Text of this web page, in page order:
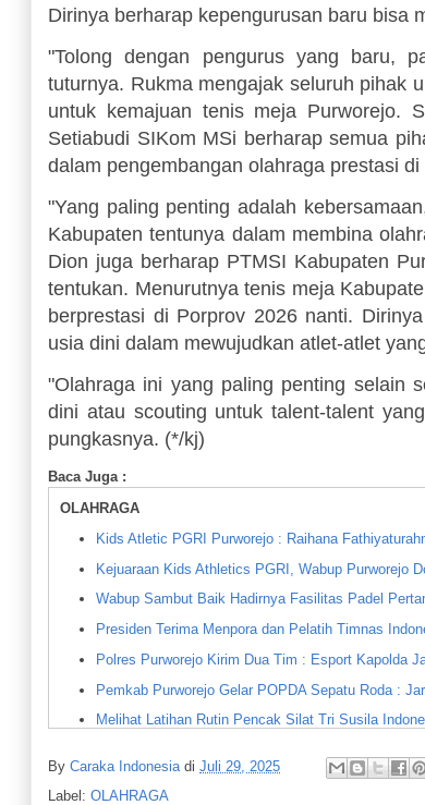
Dirinya berharap kepengurusan baru bisa
"Tolong dengan pengurus yang baru,
tuturnya. Rukma mengajak seluruh pihak
untuk kemajuan tenis meja Purworejo.
Setiabudi SIKom MSi berharap semua
dalam pengembangan olahraga prestasi
"Yang paling penting adalah
Kabupaten tentunya dalam membina
Dion juga berharap PTMSI Kabupaten
tentukan. Menurutnya tenis meja
berprestasi di Porprov 2026 nanti.
usia dini dalam mewujudkan atlet-atlet
"Olahraga ini yang paling penting selain
dini atau scouting untuk talent-talent
pungkasnya. (*/kj)
Baca Juga :
OLAHRAGA
Kids Atletic PGRI Purworejo : Raihana
Kejuaraan Kids Athletics PGRI, Wabup Purworejo
Wabup Sambut Baik Hadirnya Fasilitas Padel
Presiden Terima Menpora dan Pelatih Timnas
Polres Purworejo Kirim Dua Tim : Esport Kapolda
Pemkab Purworejo Gelar POPDA Sepatu Roda :
Melihat Latihan Rutin Pencak Silat Tri Susila
25 Cabor Dipertandingkan : POPDA Purworejo 2026
By Caraka Indonesia di Juli 29, 2025
Label: OLAHRAGA